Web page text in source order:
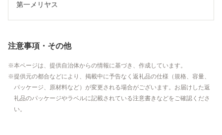
第一メリヤス
注意事項・その他
本ページは、提供自治体からの情報に基づき、作成しています。
提供元の都合などにより、掲載中に予告なく返礼品の仕様（規格、容量、
パッケージ、原材料など）が変更される場合がございます。お届けした返
礼品のパッケージやラベルに記載されている注意書きなどをご確認くださ
い。